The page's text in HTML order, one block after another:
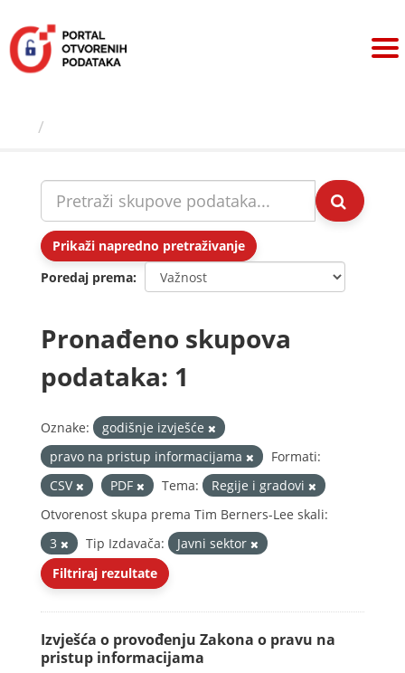
sadržaj
Prikaži napredno pretraživanje
Poredaj prema
Pronađeno skupova
podataka: 1
Oznake:
godišnje izvješće
pravo na pristup informacijama
Formati:
CSV
PDF Tema:
Regije i gradovi
Otvorenost skupa prema Tim Berners-Lee skali:
3
Tip Izdavača:
Javni sektor
Filtriraj rezultate
Izvješća o provođenju Zakona o pravu na
pristup informacijama